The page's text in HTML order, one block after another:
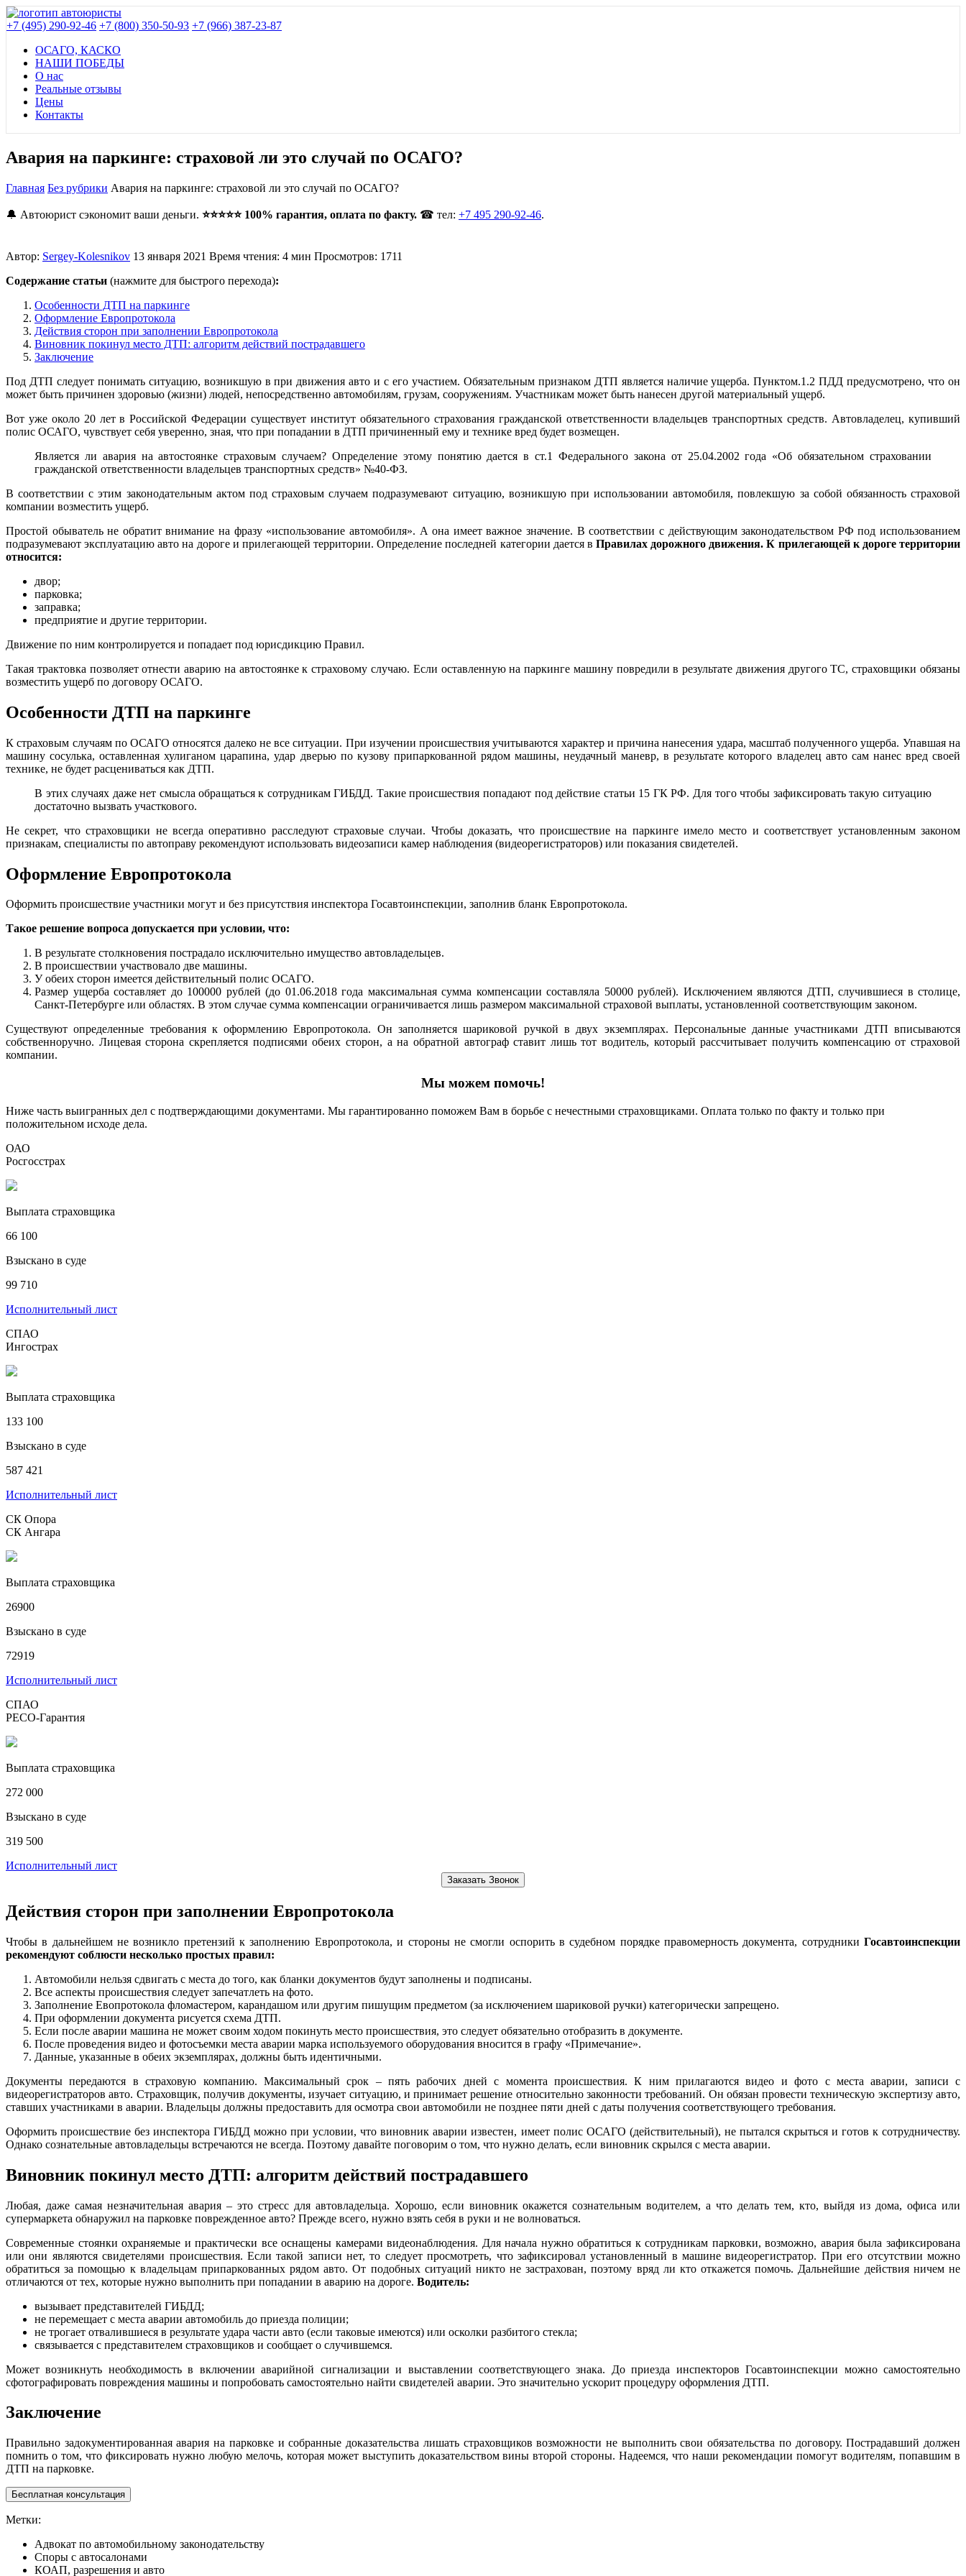
+7 (495) 290-92-46 +7 (800) 350-50-93 +7 (966) 387-23-87
ОСАГО, КАСКО
НАШИ ПОБЕДЫ
О нас
Реальные отзывы
Цены
Контакты
Авария на паркинге: страховой ли это случай по ОСАГО?
Главная Без рубрики Авария на паркинге: страховой ли это случай по ОСАГО?
🔔 Автоюрист сэкономит ваши деньги. ⭐⭐⭐⭐⭐ 100% гарантия, оплата по факту. ☎ тел: +7 495 290-92-46.
Автор: Sergey-Kolesnikov 13 января 2021 Время чтения: 4 мин Просмотров: 1711
Содержание статьи (нажмите для быстрого перехода):
Особенности ДТП на паркинге
Оформление Европротокола
Действия сторон при заполнении Европротокола
Виновник покинул место ДТП: алгоритм действий пострадавшего
Заключение
Под ДТП следует понимать ситуацию, возникшую в при движения авто и с его участием. Обязательным признаком ДТП является наличие ущерба. Пунктом.1.2 ПДД предусмотрено, что он
может быть причинен здоровью (жизни) людей, непосредственно автомобилям, грузам, сооружениям. Участникам может быть нанесен другой материальный ущерб.
Вот уже около 20 лет в Российской Федерации существует институт обязательного страхования гражданской ответственности владельцев транспортных средств. Автовладелец, купивший
полис ОСАГО, чувствует себя уверенно, зная, что при попадании в ДТП причиненный ему и технике вред будет возмещен.
Является ли авария на автостоянке страховым случаем? Определение этому понятию дается в ст.1 Федерального закона от 25.04.2002 года «Об обязательном страховании
гражданской ответственности владельцев транспортных средств» №40-ФЗ.
В соответствии с этим законодательным актом под страховым случаем подразумевают ситуацию, возникшую при использовании автомобиля, повлекшую за собой обязанность страховой
компании возместить ущерб.
Простой обыватель не обратит внимание на фразу «использование автомобиля». А она имеет важное значение. В соответствии с действующим законодательством РФ под использованием
подразумевают эксплуатацию авто на дороге и прилегающей территории. Определение последней категории дается в Правилах дорожного движения. К прилегающей к дороге территории
относится:
двор;
парковка;
заправка;
предприятие и другие территории.
Движение по ним контролируется и попадает под юрисдикцию Правил.
Такая трактовка позволяет отнести аварию на автостоянке к страховому случаю. Если оставленную на паркинге машину повредили в результате движения другого ТС, страховщики обязаны
возместить ущерб по договору ОСАГО.
Особенности ДТП на паркинге
К страховым случаям по ОСАГО относятся далеко не все ситуации. При изучении происшествия учитываются характер и причина нанесения удара, масштаб полученного ущерба. Упавшая на
машину сосулька, оставленная хулиганом царапина, удар дверью по кузову припаркованной рядом машины, неудачный маневр, в результате которого владелец авто сам нанес вред своей
технике, не будет расцениваться как ДТП.
В этих случаях даже нет смысла обращаться к сотрудникам ГИБДД. Такие происшествия попадают под действие статьи 15 ГК РФ. Для того чтобы зафиксировать такую ситуацию
достаточно вызвать участкового.
Не секрет, что страховщики не всегда оперативно расследуют страховые случаи. Чтобы доказать, что происшествие на паркинге имело место и соответствует установленным законом
признакам, специалисты по автоправу рекомендуют использовать видеозаписи камер наблюдения (видеорегистраторов) или показания свидетелей.
Оформление Европротокола
Оформить происшествие участники могут и без присутствия инспектора Госавтоинспекции, заполнив бланк Европротокола.
Такое решение вопроса допускается при условии, что:
В результате столкновения пострадало исключительно имущество автовладельцев.
В происшествии участвовало две машины.
У обеих сторон имеется действительный полис ОСАГО.
Размер ущерба составляет до 100000 рублей (до 01.06.2018 года максимальная сумма компенсации составляла 50000 рублей). Исключением являются ДТП, случившиеся в столице,
Санкт-Петербурге или областях. В этом случае сумма компенсации ограничивается лишь размером максимальной страховой выплаты, установленной соответствующим законом.
Существуют определенные требования к оформлению Европротокола. Он заполняется шариковой ручкой в двух экземплярах. Персональные данные участниками ДТП вписываются
собственноручно. Лицевая сторона скрепляется подписями обеих сторон, а на обратной автограф ставит лишь тот водитель, который рассчитывает получить компенсацию от страховой
компании.
Мы можем помочь!
Ниже часть выигранных дел с подтверждающими документами. Мы гарантированно поможем Вам в борьбе с нечестными страховщиками. Оплата только по факту и только при
положительном исходе дела.
ОАО
Росгосстрах
Выплата страховщика
66 100
Взыскано в суде
99 710
Исполнительный лист
СПАО
Ингострах
Выплата страховщика
133 100
Взыскано в суде
587 421
Исполнительный лист
СК Опора
СК Ангара
Выплата страховщика
26900
Взыскано в суде
72919
Исполнительный лист
СПАО
РЕСО-Гарантия
Выплата страховщика
272 000
Взыскано в суде
319 500
Исполнительный лист
Заказать Звонок
Действия сторон при заполнении Европротокола
Чтобы в дальнейшем не возникло претензий к заполнению Европротокола, и стороны не смогли оспорить в судебном порядке правомерность документа, сотрудники Госавтоинспекции
рекомендуют соблюсти несколько простых правил:
Автомобили нельзя сдвигать с места до того, как бланки документов будут заполнены и подписаны.
Все аспекты происшествия следует запечатлеть на фото.
Заполнение Евопротокола фломастером, карандашом или другим пишущим предметом (за исключением шариковой ручки) категорически запрещено.
При оформлении документа рисуется схема ДТП.
Если после аварии машина не может своим ходом покинуть место происшествия, это следует обязательно отобразить в документе.
После проведения видео и фотосъемки места аварии марка используемого оборудования вносится в графу «Примечание».
Данные, указанные в обеих экземплярах, должны быть идентичными.
Документы передаются в страховую компанию. Максимальный срок – пять рабочих дней с момента происшествия. К ним прилагаются видео и фото с места аварии, записи с
видеорегистраторов авто. Страховщик, получив документы, изучает ситуацию, и принимает решение относительно законности требований. Он обязан провести техническую экспертизу авто,
ставших участниками в аварии. Владельцы должны предоставить для осмотра свои автомобили не позднее пяти дней с даты получения соответствующего требования.
Оформить происшествие без инспектора ГИБДД можно при условии, что виновник аварии известен, имеет полис ОСАГО (действительный), не пытался скрыться и готов к сотрудничеству.
Однако сознательные автовладельцы встречаются не всегда. Поэтому давайте поговорим о том, что нужно делать, если виновник скрылся с места аварии.
Виновник покинул место ДТП: алгоритм действий пострадавшего
Любая, даже самая незначительная авария – это стресс для автовладельца. Хорошо, если виновник окажется сознательным водителем, а что делать тем, кто, выйдя из дома, офиса или
супермаркета обнаружил на парковке поврежденное авто? Прежде всего, нужно взять себя в руки и не волноваться.
Современные стоянки охраняемые и практически все оснащены камерами видеонаблюдения. Для начала нужно обратиться к сотрудникам парковки, возможно, авария была зафиксирована
или они являются свидетелями происшествия. Если такой записи нет, то следует просмотреть, что зафиксировал установленный в машине видеорегистратор. При его отсутствии можно
обратиться за помощью к владельцам припаркованных рядом авто. От подобных ситуаций никто не застрахован, поэтому вряд ли кто откажется помочь. Дальнейшие действия ничем не
отличаются от тех, которые нужно выполнить при попадании в аварию на дороге. Водитель:
вызывает представителей ГИБДД;
не перемещает с места аварии автомобиль до приезда полиции;
не трогает отвалившиеся в результате удара части авто (если таковые имеются) или осколки разбитого стекла;
связывается с представителем страховщиков и сообщает о случившемся.
Может возникнуть необходимость в включении аварийной сигнализации и выставлении соответствующего знака. До приезда инспекторов Госавтоинспекции можно самостоятельно
сфотографировать повреждения машины и попробовать самостоятельно найти свидетелей аварии. Это значительно ускорит процедуру оформления ДТП.
Заключение
Правильно задокументированная авария на парковке и собранные доказательства лишать страховщиков возможности не выполнить свои обязательства по договору. Пострадавший должен
помнить о том, что фиксировать нужно любую мелочь, которая может выступить доказательством вины второй стороны. Надеемся, что наши рекомендации помогут водителям, попавшим в
ДТП на парковке.
Бесплатная консультация
Метки:
Адвокат по автомобильному законодательству
Споры с автосалонами
КОАП, разрешения и авто